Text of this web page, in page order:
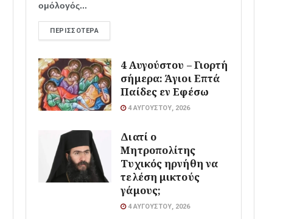
ομόλογός...
ΠΕΡΙΣΣΌΤΕΡΑ
4 Αυγούστου – Γιορτή
σήμερα: Άγιοι Επτά
Παίδες εν Εφέσω
4 ΑΥΓΟΎΣΤΟΥ, 2026
Διατί ο
Μητροπολίτης
Τυχικός ηρνήθη να
τελέση μικτούς
γάμους;
4 ΑΥΓΟΎΣΤΟΥ, 2026